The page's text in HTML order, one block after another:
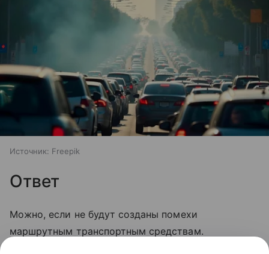
Источник: Freepik
Ответ
Можно, если не будут созданы помехи
маршрутным транспортным средствам.